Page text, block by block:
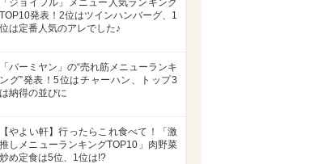
「ジョイフル」メニュー人気ランキング
TOP10発表！2位はツインハンバーグ、1
位は定番人気のアレでした♪
「バーミヤン」の“売れ筋メニューランキ
ング”発表！5位はチャーハン、トップ3
は納得の並びに
【やよい軒】行ったらこれ食べて！「激
推しメニューランキングTOP10」肉野菜
炒め定食は5位、1位は!?